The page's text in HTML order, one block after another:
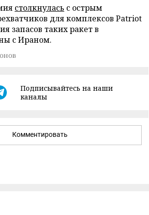
столкнулась с острым
для комплексов Patriot
запасов таких ракет в
с Ираном.
Подписывайтесь на наши
каналы
Комментировать